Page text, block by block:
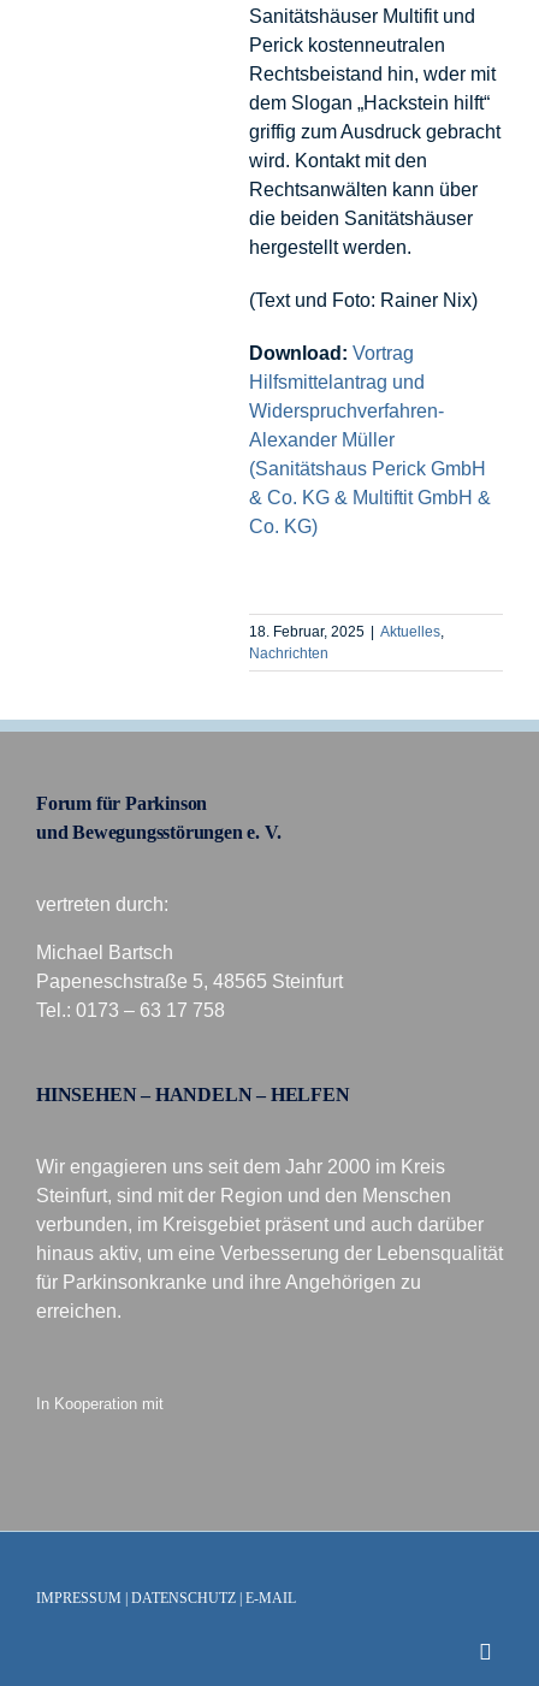
Sanitätshäuser Multifit und
Perick kostenneutralen
Rechtsbeistand hin, wder mit
dem Slogan „Hackstein hilft“
griffig zum Ausdruck gebracht
wird. Kontakt mit den
Rechtsanwälten kann über
die beiden Sanitätshäuser
hergestellt werden.
(Text und Foto: Rainer Nix)
Download: Vortrag
Hilfsmittelantrag und
Widerspruchverfahren-
Alexander Müller
(Sanitätshaus Perick GmbH
& Co. KG & Multiftit GmbH &
Co. KG)
18. Februar, 2025 | Aktuelles,
Nachrichten
Forum für Parkinson
und Bewegungsstörungen e. V.
vertreten durch:
Michael Bartsch
Papeneschstraße 5, 48565 Steinfurt
Tel.: 0173 – 63 17 758
HINSEHEN – HANDELN – HELFEN
Wir engagieren uns seit dem Jahr 2000 im Kreis
Steinfurt, sind mit der Region und den Menschen
verbunden, im Kreisgebiet präsent und auch darüber
hinaus aktiv, um eine Verbesserung der Lebensqualität
für Parkinsonkranke und ihre Angehörigen zu
erreichen.
In Kooperation mit
IMPRESSUM DATENSCHUTZ| E-MAIL